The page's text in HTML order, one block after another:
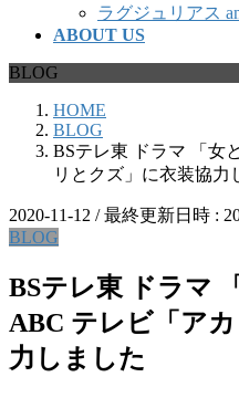
ラグジュリアス
ABOUT US
BLOG
HOME
BLOG
BSテレ東 ドラマ 「女
リとクズ」に衣装協
2020-11-12 / 最終更新日時 :
BLOG
BSテレ東 ドラマ
ABC テレビ「ア
力しました